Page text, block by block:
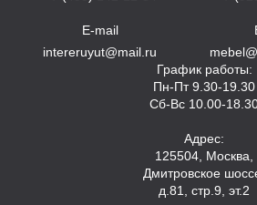
E-mail
intereruyut@mail.ru
График работы:
Пн-Пт 9.30-19.30
Сб-Вс 10.00-
Адрес:
125504, Москва,
Дмитровское
д.81, стр.9, эт.2